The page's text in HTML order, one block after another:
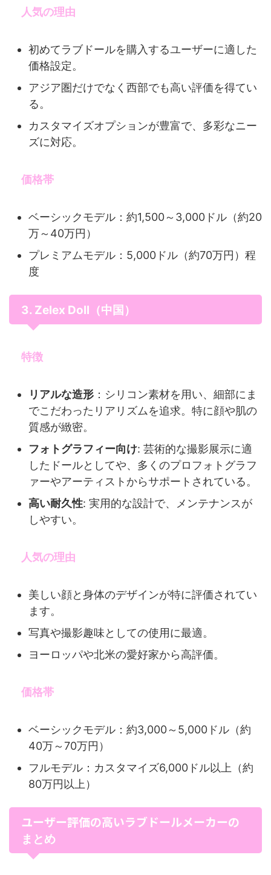
人気の理由
初めてラブドールを購入するユーザーに適した
価格設定。
アジア圏だけでなく西部でも高い評価を得てい
る。
カスタマイズオプションが豊富で、多彩なニー
ズに対応。
価格帯
ベーシックモデル：約1,500～3,000ドル（約20
万～40万円）
プレミアムモデル：5,000ドル（約70万円）程
度
3. Zelex Doll（中国）
特徴
リアルな造形 ：シリコン素材を用い、細部にま
でこだわったリアリズムを追求。特に顔や肌の
質感が緻密。
フォトグラフィー向け: 芸術的な撮影展示に適
したドールとしてや、多くのプロフォトグラフ
ァーやアーティストからサポートされている。
高い耐久性: 実用的な設計で、メンテナンスが
しやすい。
人気の理由
美しい顔と身体のデザインが特に評価されてい
ます。
写真や撮影趣味としての使用に最適。
ヨーロッパや北米の愛好家から高評価。
価格帯
ベーシックモデル：約3,000～5,000ドル（約
40万～70万円）
フルモデル：カスタマイズ6,000ドル以上（約
80万円以上）
ユーザー評価の高いラブドールメーカーの
まとめ